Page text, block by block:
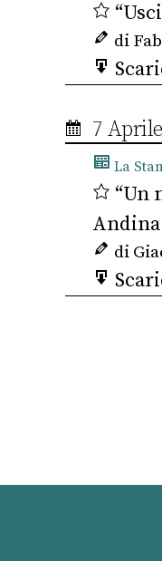
di
7
La
“Un
Andina
di